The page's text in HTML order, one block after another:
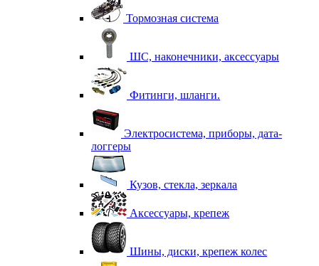
Тормозная система
ШС, наконечники, аксессуары
Фитинги, шланги.
Электросистема, приборы, дата-
логгеры
Кузов, стекла, зеркала
Аксессуары, крепеж
Шины, диски, крепеж колес